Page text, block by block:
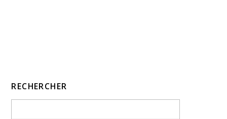
RECHERCHER